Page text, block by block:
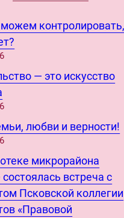
— это искусство
любви и верности!
микрорайона
встреча с
Псковской коллегии
«Правовой